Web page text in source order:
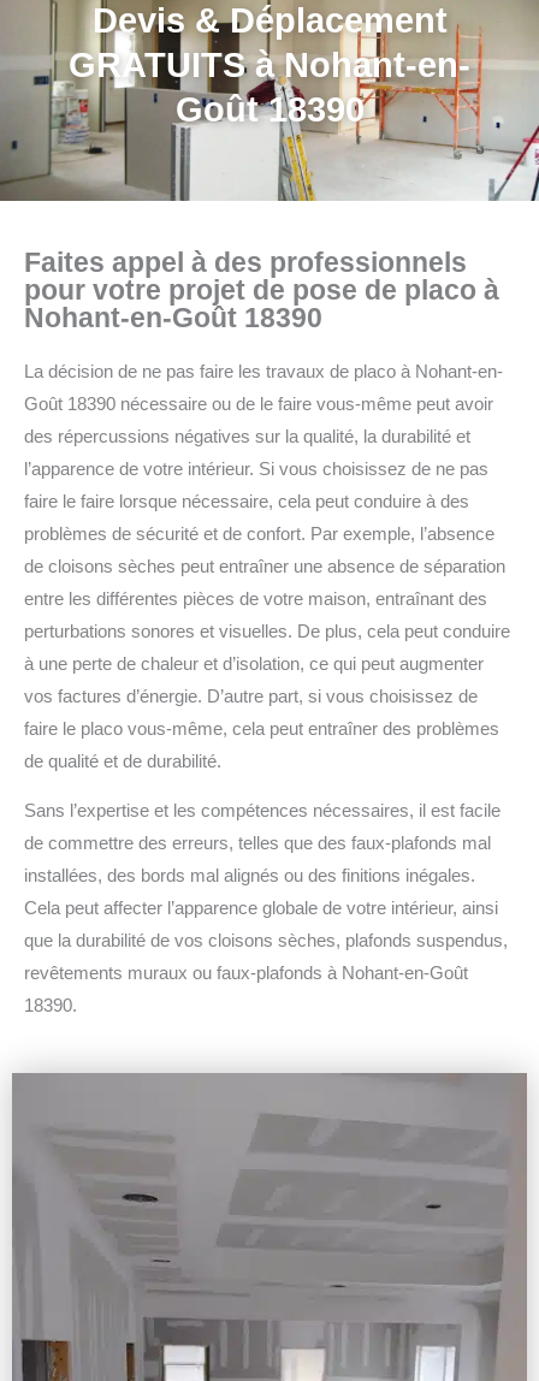
Devis & Déplacement
GRATUITS à Nohant-en-
Goût 18390
Faites appel à des professionnels
pour votre projet de pose de placo à
Nohant-en-Goût 18390
La décision de ne pas faire les travaux de placo à Nohant-en-
Goût 18390 nécessaire ou de le faire vous-même peut avoir
des répercussions négatives sur la qualité, la durabilité et
l’apparence de votre intérieur. Si vous choisissez de ne pas
faire le faire lorsque nécessaire, cela peut conduire à des
problèmes de sécurité et de confort. Par exemple, l’absence
de cloisons sèches peut entraîner une absence de séparation
entre les différentes pièces de votre maison, entraînant des
perturbations sonores et visuelles. De plus, cela peut conduire
à une perte de chaleur et d’isolation, ce qui peut augmenter
vos factures d’énergie. D’autre part, si vous choisissez de
faire le placo vous-même, cela peut entraîner des problèmes
de qualité et de durabilité.
Sans l’expertise et les compétences nécessaires, il est facile
de commettre des erreurs, telles que des faux-plafonds mal
installées, des bords mal alignés ou des finitions inégales.
Cela peut affecter l’apparence globale de votre intérieur, ainsi
que la durabilité de vos cloisons sèches, plafonds suspendus,
revêtements muraux ou faux-plafonds à Nohant-en-Goût
18390.